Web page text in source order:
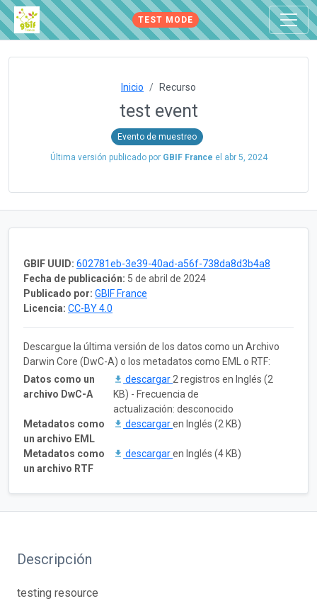
TEST MODE
Inicio Recurso
test event
Evento de muestreo
Última versión publicado por GBIF France el abr 5, 2024
GBIF UUID: 602781eb-3e39-40ad-a56f-738da8d3b4a8
Fecha de publicación: 5 de abril de 2024
Publicado por: GBIF France
Licencia: CC-BY 4.0
Descargue la última versión de los datos como un Archivo
Darwin Core (DwC-A) o los metadatos como EML o RTF:
Datos como un
archivo DwC-A
descargar 2 registros en Inglés (2
KB) - Frecuencia de
actualización: desconocido
Metadatos como
un archivo EML
descargaren Inglés (2 KB)
Metadatos como
un archivo RTF
descargaren Inglés (4 KB)
Descripción
testing resource